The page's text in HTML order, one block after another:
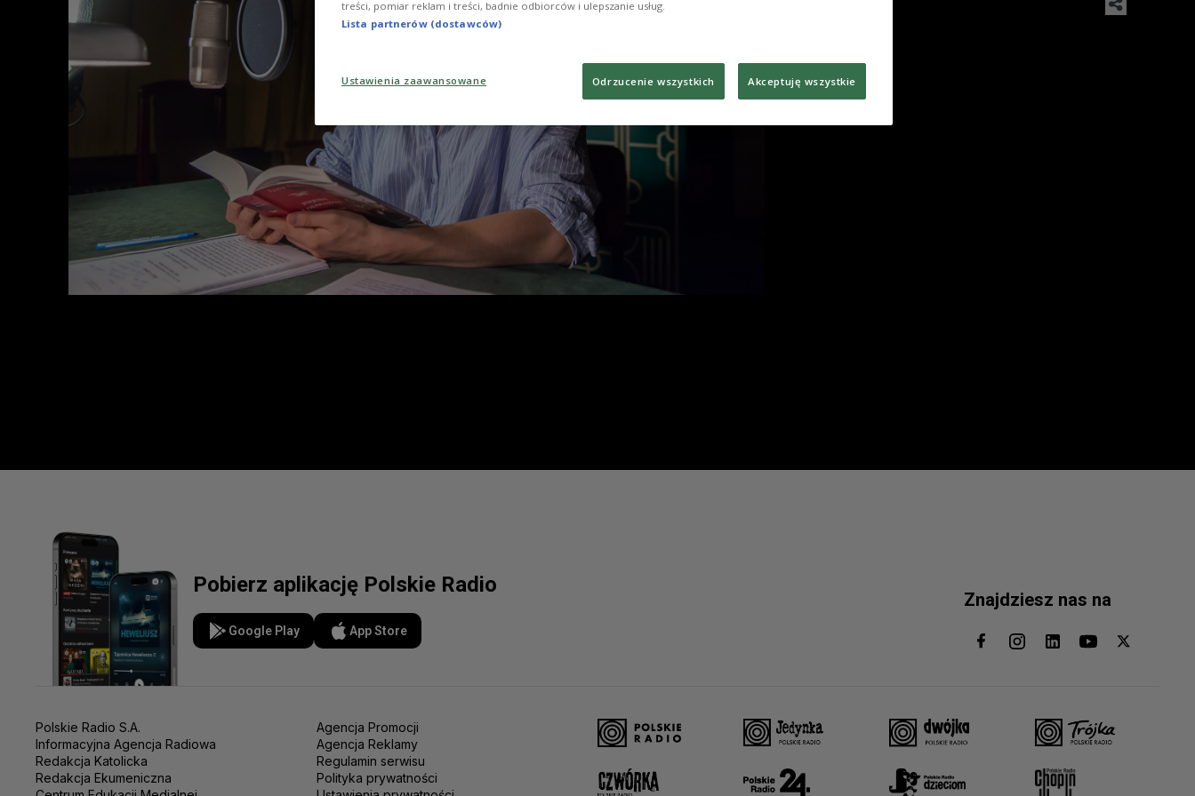
Pobierz aplikację Polskie Radio
Google Play App Store
Znajdziesz nas na
Polskie Radio S.A.
Informacyjna Agencja Radiowa
Redakcja Katolicka
Redakcja Ekumeniczna
Agencja Promocji
Agencja Reklamy
Regulamin serwisu
Polityka prywatności
treści, pomiar reklam i treści, badnie odbiorców i ulepszanie usług.
Lista partnerów (dostawców)
Ustawienia zaawansowane Odrzucenie wszystkich Akceptuję wszystkie